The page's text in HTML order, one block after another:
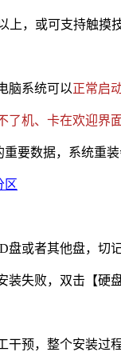
，或可支持触摸技
脑系统可以正常启
了机、卡在欢迎界
数据，系统重装
区
或者其他盘，切记
装失败，双击【硬
预，整个安装过程